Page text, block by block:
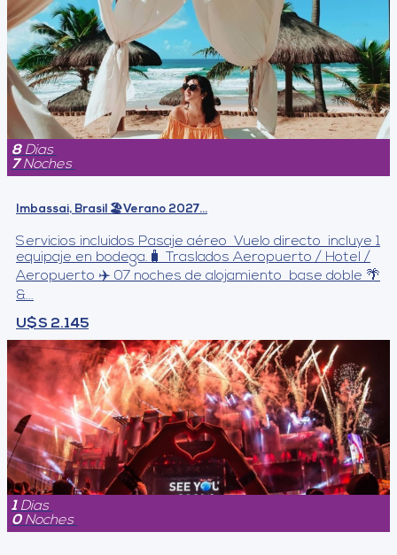
8Dias
7Noches
Imbassai, Brasil 🏖️Verano 2027...
Servicios incluidos Pasaje aéreo Vuelo directo incluye 1
equipaje en bodega.🧳 Traslados Aeropuerto / Hotel /
Aeropuerto ✈️ 07 noches de alojamiento base doble 🌴
&...
U$S 2.145
1Dias
0Noches